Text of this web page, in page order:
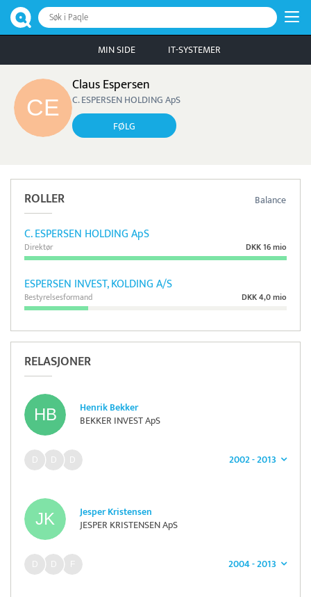
Søk i Paqle
MIN SIDE IT-SYSTEMER
Claus Espersen
C. ESPERSEN HOLDING ApS
FØLG
Balance
ROLLER
C. ESPERSEN HOLDING ApS
DKK 16 mio
Direktør
ESPERSEN INVEST, KOLDING A/S
DKK 4,0 mio
Bestyrelsesformand
RELASJONER
Henrik Bekker
BEKKER INVEST ApS
2002 - 2013
Jesper Kristensen
JESPER KRISTENSEN ApS
2004 - 2013